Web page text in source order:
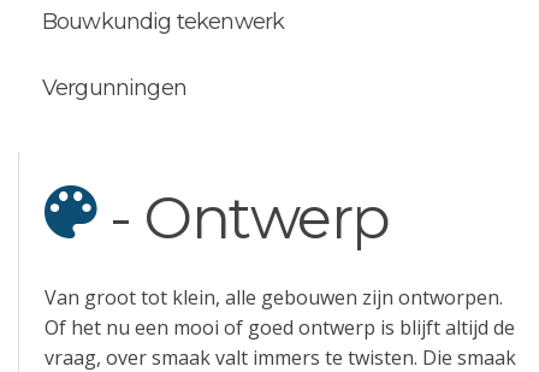
Bouwkundig tekenwerk
Vergunningen
- Ontwerp
Van groot tot klein, alle gebouwen zijn ontworpen.
Of het nu een mooi of goed ontwerp is blijft altijd de
vraag, over smaak valt immers te twisten. Die smaak